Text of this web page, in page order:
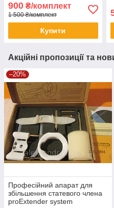
900 ₴/комплект
1 500 ₴/комплект
Купити
Акційні пропозиції та
–20%
Професійний апарат для
збільшення статевого члена
proExtender system